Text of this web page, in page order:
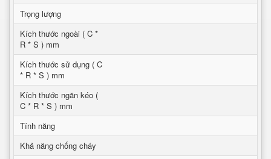
Trọng lượng
Kích thước ngoài ( C *
R * S ) mm
Kích thước sử dụng ( C
* R * S ) mm
Kích thước ngăn kéo (
C * R * S ) mm
Tính năng
Khả năng chống cháy